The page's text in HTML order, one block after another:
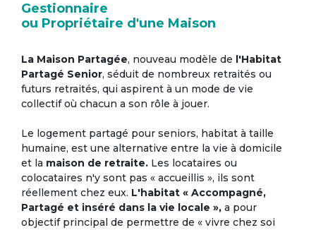
Gestionnaire
ou Propriétaire d'une Maison
La Maison Partagée, nouveau modèle de l'Habitat
Partagé Senior, séduit de nombreux retraités ou
futurs retraités, qui aspirent à un mode de vie
collectif où chacun a son rôle à jouer.
Le logement partagé pour seniors, habitat à taille
humaine, est une alternative entre la vie à domicile
et la maison de retraite. Les locataires ou
colocataires n'y sont pas « accueillis », ils sont
réellement chez eux. L'habitat « Accompagné,
Partagé et inséré dans la vie locale », a pour
objectif principal de permettre de « vivre chez soi